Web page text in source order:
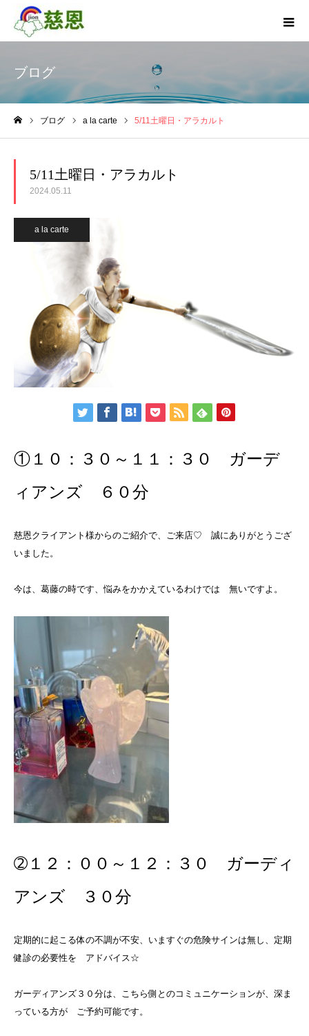
ブログ
ブログ a la carte 5/11土曜日・アラカルト
5/11土曜日・アラカルト
2024.05.11
a la carte
①１０：３０～１１：３０ ガーデ
ィアンズ ６０分
慈恩クライアント様からのご紹介で、ご来店♡ 誠にありがとうござ
いました。
今は、葛藤の時です、悩みをかかえているわけでは 無いですよ。
➁１２：００～１２：３０ ガーディ
アンズ ３０分
定期的に起こる体の不調が不安、いますぐの危険サインは無し、定期
健診の必要性を アドバイス☆
ガーディアンズ３０分は、こちら側とのコミュニケーションが、深ま
っている方が ご予約可能です。